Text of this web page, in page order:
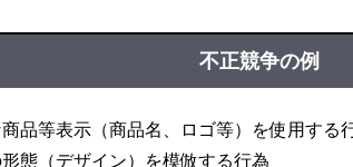
不正競争の例
品等表示（商品名、ロゴ等）を使用する
態（デザイン）を模倣する行為